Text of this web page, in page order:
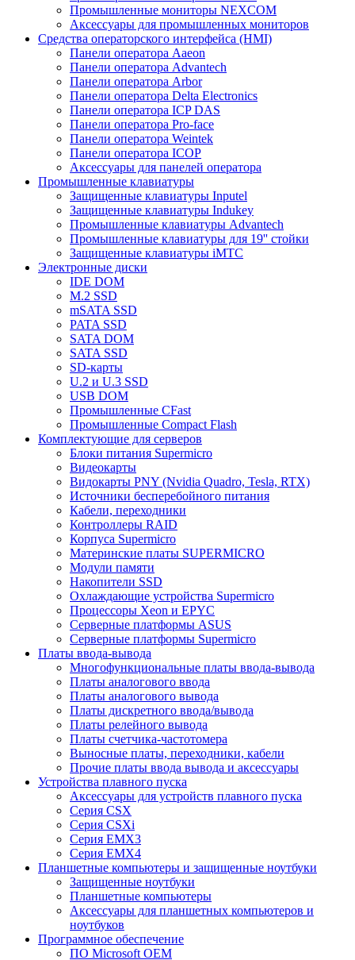
Промышленные мониторы NEXCOM
Аксессуары для промышленных мониторов
Средства операторского интерфейса (HMI)
Панели оператора Aaeon
Панели оператора Advantech
Панели оператора Arbor
Панели оператора Delta Electronics
Панели оператора ICP DAS
Панели оператора Pro-face
Панели оператора Weintek
Панели оператора ICOP
Аксессуары для панелей оператора
Промышленные клавиатуры
Защищенные клавиатуры Inputel
Защищенные клавиатуры Indukey
Промышленные клавиатуры Advantech
Промышленные клавиатуры для 19'' стойки
Защищенные клавиатуры iMTC
Электронные диски
IDE DOM
M.2 SSD
mSATA SSD
PATA SSD
SATA DOM
SATA SSD
SD-карты
U.2 и U.3 SSD
USB DOM
Промышленные CFast
Промышленные Compact Flash
Комплектующие для серверов
Блоки питания Supermicro
Видеокарты
Видокарты PNY (Nvidia Quadro, Tesla, RTX)
Источники бесперебойного питания
Кабели, переходники
Контроллеры RAID
Корпуса Supermicro
Материнские платы SUPERMICRO
Модули памяти
Накопители SSD
Охлаждающие устройства Supermicro
Процессоры Xeon и EPYC
Серверные платформы ASUS
Серверные платформы Supermicro
Платы ввода-вывода
Многофункциональные платы ввода-вывода
Платы аналогового ввода
Платы аналогового вывода
Платы дискретного ввода/вывода
Платы релейного вывода
Платы счетчика-частотомера
Выносные платы, переходники, кабели
Прочие платы ввода вывода и аксессуары
Устройства плавного пуска
Аксессуары для устройств плавного пуска
Серия CSX
Серия CSXi
Серия EMX3
Серия EMX4
Планшетные компьютеры и защищенные ноутбуки
Защищенные ноутбуки
Планшетные компьютеры
Аксессуары для планшетных компьютеров и
ноутбуков
Программное обеспечение
ПО Microsoft OEM